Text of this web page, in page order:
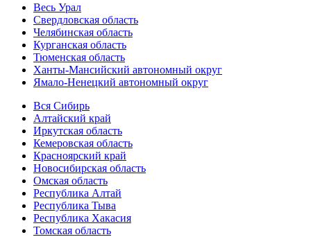
Весь Урал
Свердловская область
Челябинская область
Курганская область
Тюменская область
Ханты-Мансийский автономный округ
Ямало-Ненецкий автономный округ
Вся Сибирь
Алтайский край
Иркутская область
Кемеровская область
Красноярский край
Новосибирская область
Омская область
Республика Алтай
Республика Тыва
Республика Хакасия
Томская область